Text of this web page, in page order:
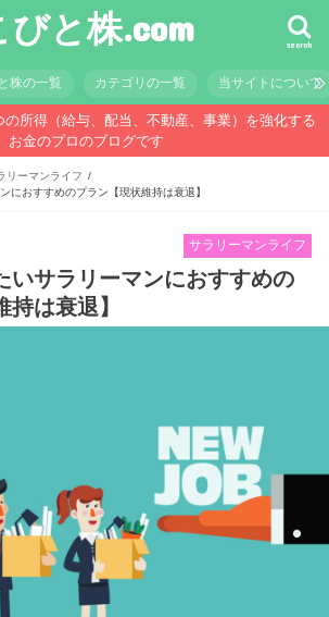
びと株.com search
株の一覧 カテゴリの一覧 当サイトについて
の所得（給与、配当、不動産、事業）を強化する
お金のプロのブログです
リーマンライフ
におすすめのプラン【現状維持は衰退】
サラリーマンライフ
いサラリーマンにおすすめの
は衰退】